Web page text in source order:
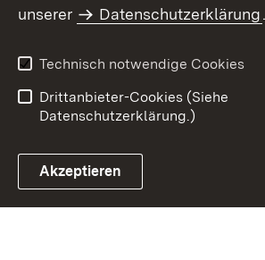
Benutzungshinweise
Erklärung
unserer
Datenschutzerklärung.
Technisch notwendige Cookies
Drittanbieter-Cookies (Siehe
Datenschutzerklärung.)
Akzeptieren